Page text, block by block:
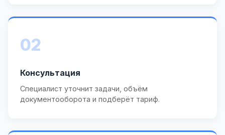
02
Консультация
Специалист уточнит задачи, объём
документооборота и подберёт тариф.